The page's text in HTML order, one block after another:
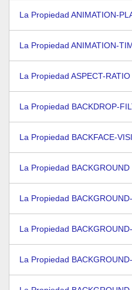
La Propiedad ANIMATION-
La Propiedad ANIMATION-
La Propiedad ASPECT-RATIO
La Propiedad BACKDROP-
La Propiedad BACKFACE-
La Propiedad BACKGROUND
La Propiedad
La Propiedad
La Propiedad